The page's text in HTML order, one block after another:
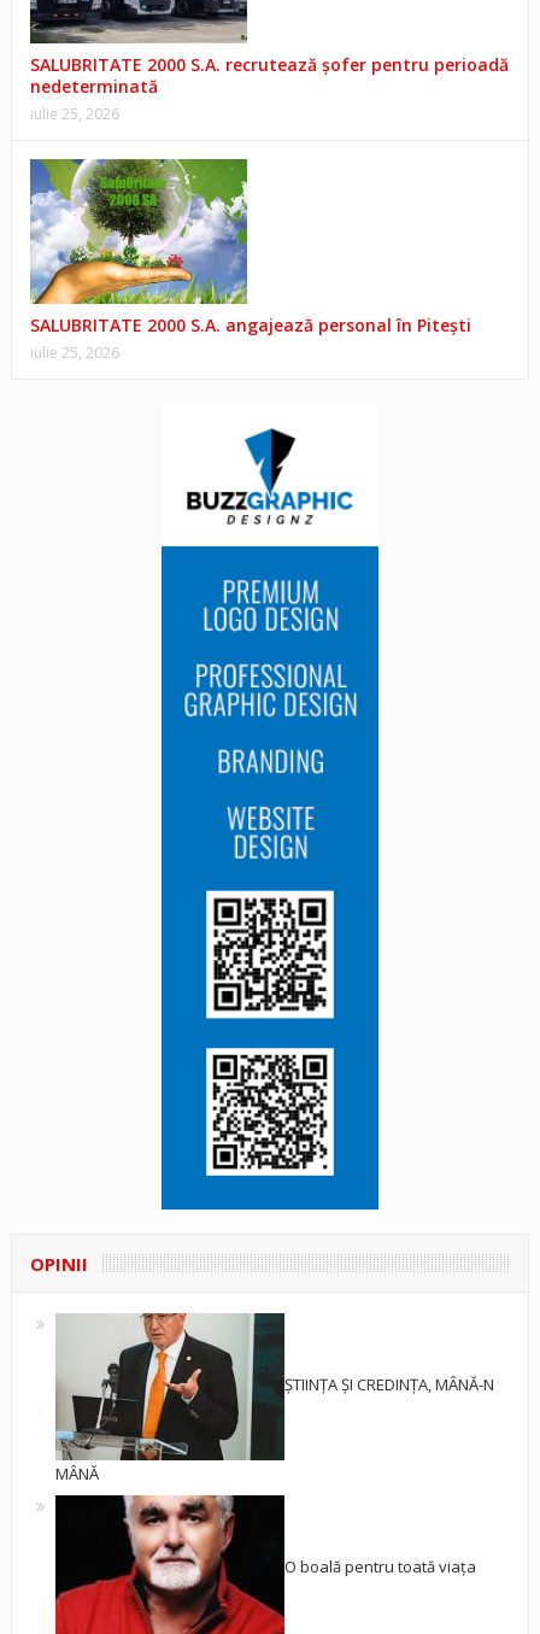
SALUBRITATE 2000 S.A. recrutează șofer pentru perioadă
nedeterminată
iulie 25, 2026
SALUBRITATE 2000 S.A. angajează personal în Pitești
iulie 25, 2026
OPINII
ȘTIINȚA ȘI CREDINȚA, MÂNĂ-N
MÂNĂ
O boală pentru toată viața